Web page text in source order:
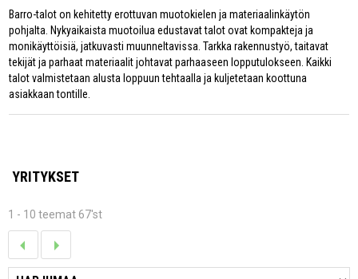
Barro-talot on kehitetty erottuvan muotokielen ja materiaalinkäytön
pohjalta. Nykyaikaista muotoilua edustavat talot ovat kompakteja ja
monikäyttöisiä, jatkuvasti muunneltavissa. Tarkka rakennustyö, taitavat
tekijät ja parhaat materiaalit johtavat parhaaseen lopputulokseen. Kaikki
talot valmistetaan alusta loppuun tehtaalla ja kuljetetaan koottuna
asiakkaan tontille.
YRITYKSET
1 - 10 teemat 67'st